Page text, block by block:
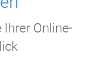
Online-